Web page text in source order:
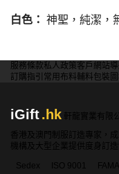
白色： 神聖，純潔，
服務條款私人政策客戶 網站
訂購指引 常用布料輔料包裝
iGift.hk
軒龍實業有限
香港及澳門制服訂造專家，
機構及大型企業提供度身訂
Sedex
ISO 9001